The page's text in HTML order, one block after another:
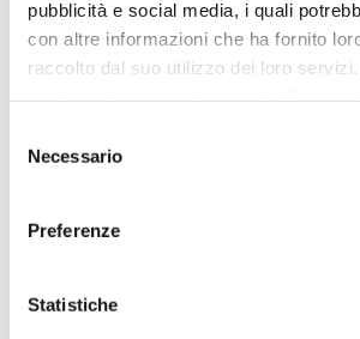
pubblicità e social media, i quali
con altre informazioni che ha fornito
raccolto dal suo utilizzo dei loro
delNecessario
Preferenze
Statistiche